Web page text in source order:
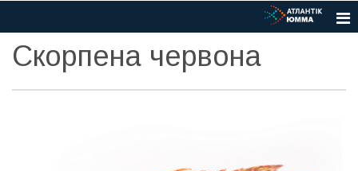
Скорпена червона